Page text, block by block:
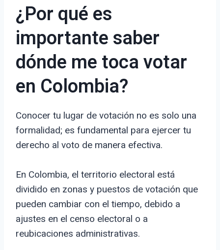
¿Por qué es
importante saber
dónde me toca votar
en Colombia?
Conocer tu lugar de votación no es solo una
formalidad; es fundamental para ejercer tu
derecho al voto de manera efectiva.
En Colombia, el territorio electoral está
dividido en zonas y puestos de votación que
pueden cambiar con el tiempo, debido a
ajustes en el censo electoral o a
reubicaciones administrativas.